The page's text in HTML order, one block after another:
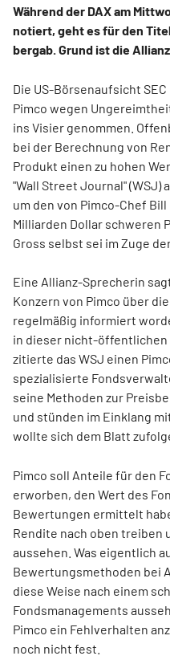
Während der DAX am
notiert, geht es für den
bergab. Grund ist die
Die US-Börsenaufsicht
Pimco wegen
ins Visier genommen.
bei der Berechnung von
Produkt einen zu hohen
"Wall Street Journal"
um den von Pimco-Chef
Milliarden Dollar schweren
Gross selbst sei im Zuge
Eine Allianz-Sprecherin
Konzern von Pimco über
regelmäßig informiert
in dieser nicht-
zitierte das WSJ einen
spezialisierte
seine Methoden zur
und stünden im Einklang
wollte sich dem Blatt
Pimco soll Anteile für den
erworben, den Wert des
Bewertungen ermittelt
Rendite nach oben
aussehen. Was eigentlich
Bewertungsmethoden bei
diese Weise nach einem
Fondsmanagements
Pimco ein Fehlverhalten
noch nicht fest.